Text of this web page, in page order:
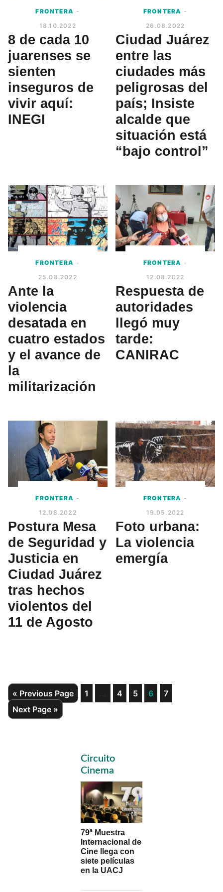
FRONTERA -
18.10.2022
8 de cada 10
juarenses se
sienten
inseguros de
vivir aquí:
INEGI
FRONTERA -
26.08.2022
Ciudad Juárez
entre las
ciudades más
peligrosas del
país; Insiste
alcalde que
situación está
“bajo control”
FRONTERA -
25.08.2022
Ante la
violencia
desatada en
cuatro estados
y el avance de
la
militarización
FRONTERA -
12.08.2022
Respuesta de
autoridades
llegó muy
tarde:
CANIRAC
FRONTERA -
12.08.2022
Postura Mesa
de Seguridad y
Justicia en
Ciudad Juárez
tras hechos
violentos del
11 de Agosto
FRONTERA -
19.05.2022
Foto urbana:
La violencia
emergía
« Go
to
Previous Page Page
1
Interim
… Page
4 Page
5 Page
6 Page
7
Go
to
Next Page »
Primary
Sidebar
Circuito
Cinema
79ª Muestra
Internacional de
Cine llega con
siete películas
en la UACJ